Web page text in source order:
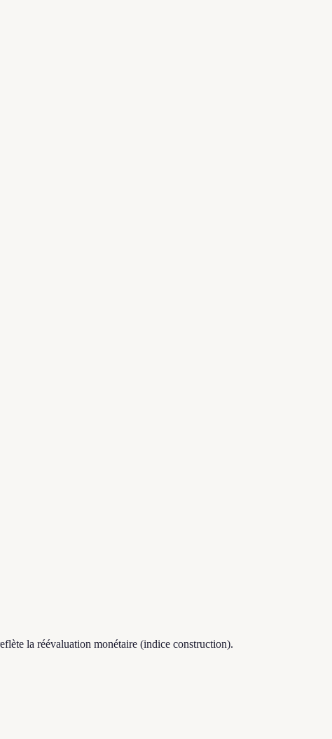
la réévaluation monétaire (indice construction).